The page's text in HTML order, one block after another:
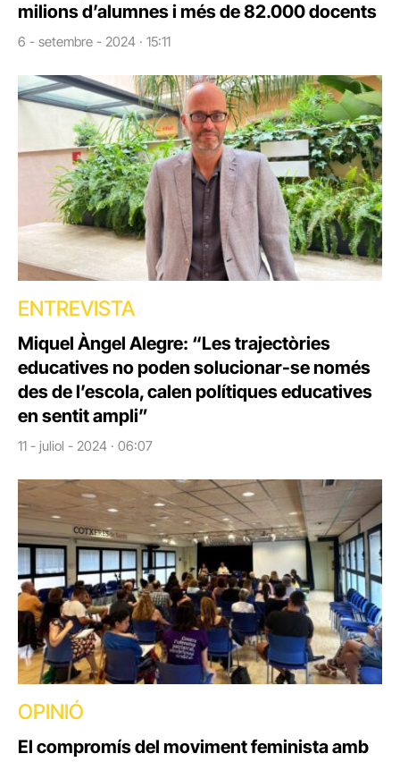
milions d’alumnes i més de 82.000 docents
6 - setembre - 2024 · 15:11
ENTREVISTA
Miquel Àngel Alegre: “Les trajectòries
educatives no poden solucionar-se només
des de l’escola, calen polítiques educatives
en sentit ampli”
11 - juliol - 2024 · 06:07
OPINIÓ
El compromís del moviment feminista amb